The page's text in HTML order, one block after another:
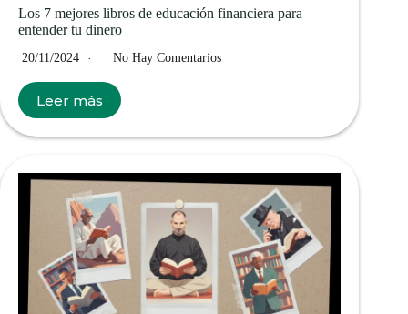
Los 7 mejores libros de educación financiera para
entender tu dinero
20/11/2024 No Hay Comentarios
Leer más